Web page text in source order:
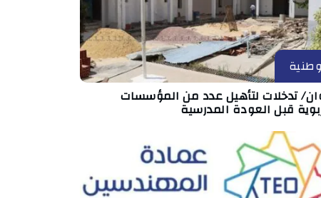
وطنية
تدخلات لتأهيل عدد من المؤسسات
قبل العودة المدرسية